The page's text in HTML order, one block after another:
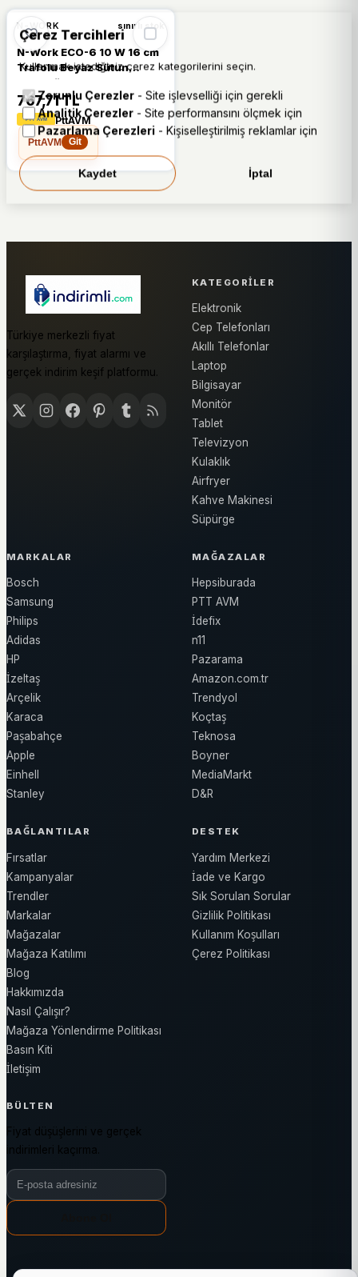
N-WORK sınırlı stok
N-Work ECO-6 10 W 16 cm
Trafolu Beyaz Sütun
Hoparlör
767,71 TL
PttAVM
PttAVM
Git
Türkiye merkezli fiyat
karşılaştırma, fiyat alarmı ve
gerçek indirim keşif platformu.
KATEGORILER
Elektronik
Cep Telefonları
Akıllı Telefonlar
Laptop
Bilgisayar
Monitör
Tablet
Televizyon
Kulaklık
Airfryer
Kahve Makinesi
Süpürge
MARKALAR
Bosch
Samsung
Philips
Adidas
HP
İzeltaş
Arçelik
Karaca
Paşabahçe
Apple
Einhell
Stanley
MAĞAZALAR
Hepsiburada
PTT AVM
İdefix
n11
Pazarama
Amazon.com.tr
Trendyol
Koçtaş
Teknosa
Boyner
MediaMarkt
D&R
BAĞLANTILAR
Fırsatlar
Kampanyalar
Trendler
Markalar
Mağazalar
Mağaza Katılımı
Blog
Hakkımızda
Nasıl Çalışır?
Mağaza Yönlendirme Politikası
Basın Kiti
İletişim
DESTEK
Yardım Merkezi
İade ve Kargo
Sık Sorulan Sorular
Gizlilik Politikası
Kullanım Koşulları
Çerez Politikası
BÜLTEN
Fiyat düşüşlerini ve gerçek
indirimleri kaçırma.
Bülten e-posta adresiniz
Çerez Tercihleri
Kullanmak istediğiniz çerez kategorilerini seçin.
Zorunlu Çerezler - Site işlevselliği için gerekli
Analitik Çerezler - Site performansını ölçmek için
Pazarlama Çerezleri - Kişiselleştirilmiş reklamlar için
Kaydet İptal